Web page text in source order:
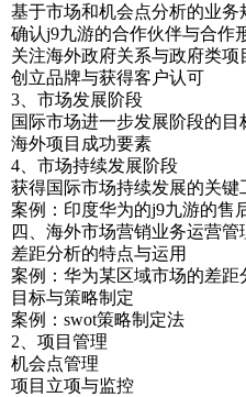
基于市场和机会点分析的业务
确认j9九游的合作伙伴与合作
关注海外政府关系与政府类项
创立品牌与获得客户认可
3、市场发展阶段
国际市场进一步发展阶段的目
海外项目成功要素
4、市场持续发展阶段
获得国际市场持续发展的关键
案例：印度华为的j9九游的售
四、海外市场营销业务运营管
差距分析的特点与运用
案例：华为某区域市场的差距
目标与策略制定
案例：swot策略制定法
2、项目管理
机会点管理
项目立项与监控